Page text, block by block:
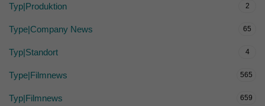
Typ|Produktion 2
Type|Company News 65
Typ|Standort 4
Type|Filmnews 565
Typ|Filmnews 659